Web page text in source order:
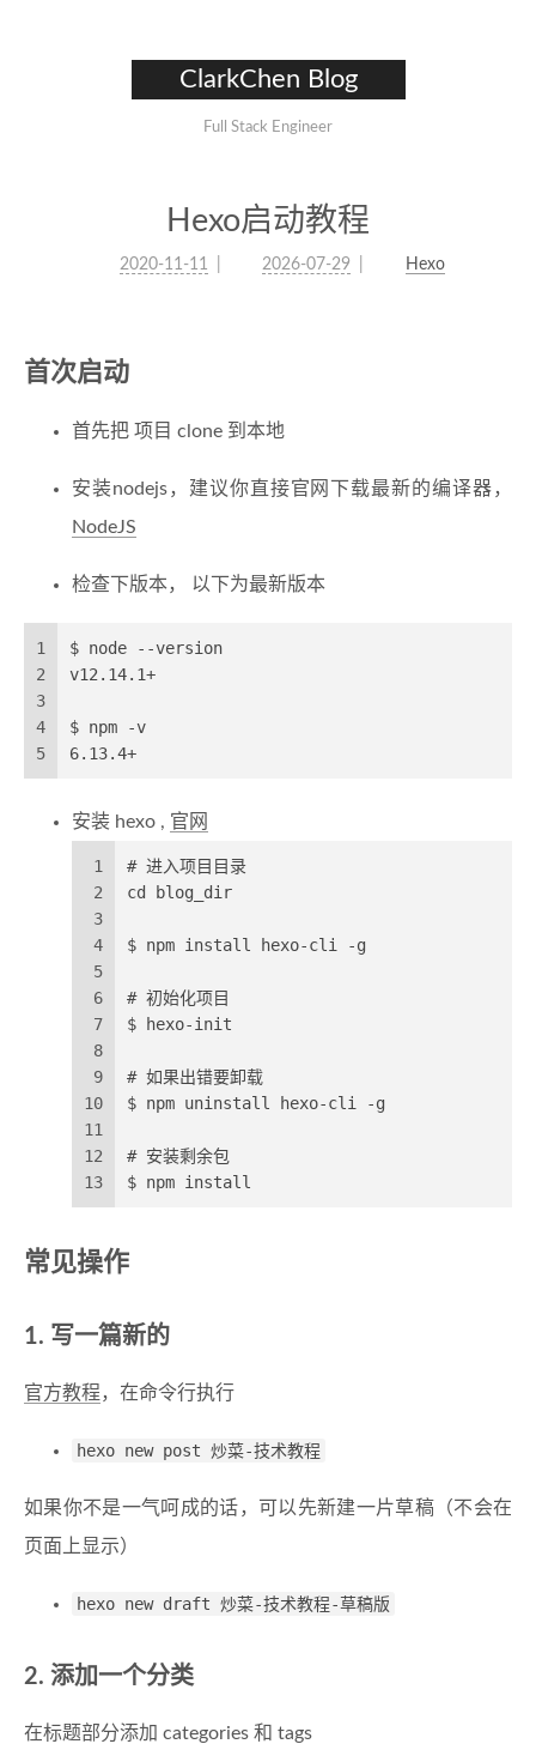
ClarkChen Blog
Full Stack Engineer
Hexo启动教程
2020-11-11 2026-07-29 Hexo
首次启动
首先把 项目 clone 到本地
安装nodejs，建议你直接官网下载最新的编译器，
NodeJS
检查下版本， 以下为最新版本
1
2
3
4
5
$ node --version
v12.14.1+
$ npm -v
6.13.4+
安装 hexo , 官网
1
2
3
4
5
6
7
8
9
10
11
12
13
# 进入项目目录
cd blog_dir
$ npm install hexo-cli -g
# 初始化项目
$ hexo-init
# 如果出错要卸载
$ npm uninstall hexo-cli -g
# 安装剩余包
$ npm install
常见操作
1. 写一篇新的
官方教程，在命令行执行
hexo new post 炒菜-技术教程
如果你不是一气呵成的话，可以先新建一片草稿（不会在
页面上显示）
hexo new draft 炒菜-技术教程-草稿版
2. 添加一个分类
在标题部分添加 categories 和 tags